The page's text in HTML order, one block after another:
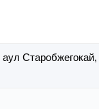
аул Старобжегокай,